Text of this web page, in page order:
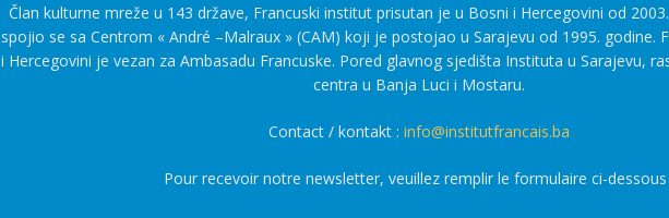
Član kulturne mreže u 143 države, Francuski institut prisutan je u Bosni i Hercegovini od
spojio se sa Centrom « André –Malraux » (CAM) koji je postojao u Sarajevu od 1995. godine.
i Hercegovini je vezan za Ambasadu Francuske. Pored glavnog sjedišta Instituta u Sarajevu,
centra u Banja Luci i Mostaru.
Contact / kontakt : info@institutfrancais.ba
Pour recevoir notre newsletter, veuillez remplir le formulaire ci-dessous